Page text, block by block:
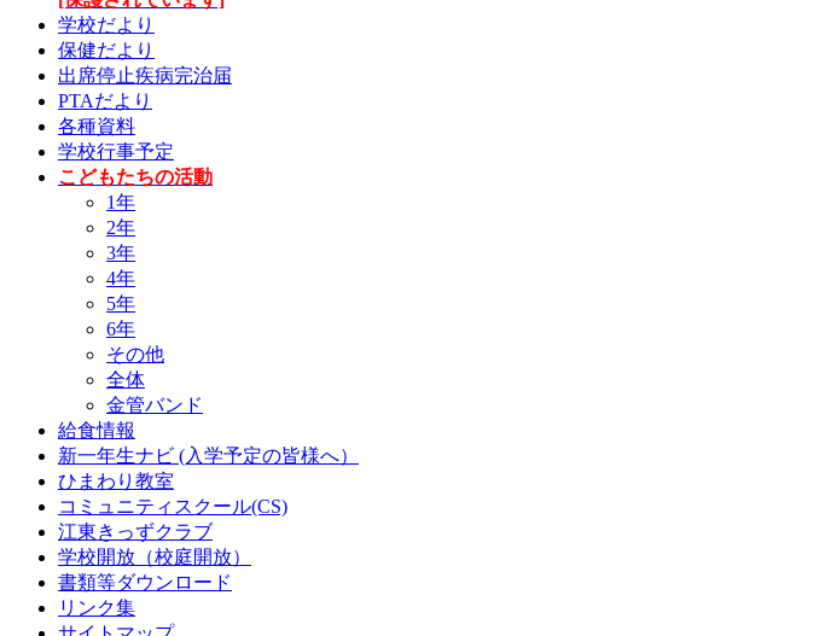
学校だより
保健だより
出席停止疾病完治届
PTAだより
各種資料
学校行事予定
こどもたちの活動
1年
2年
3年
4年
5年
6年
その他
全体
金管バンド
給食情報
新一年生ナビ (入学予定の皆様へ）
ひまわり教室
コミュニティスクール(CS)
江東きっずクラブ
学校開放（校庭開放）
書類等ダウンロード
リンク集